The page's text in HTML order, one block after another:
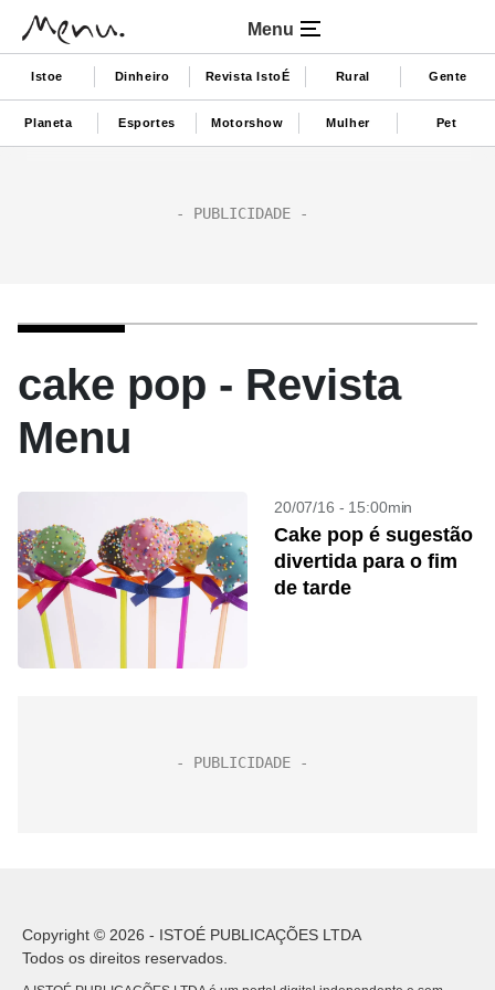
Menu
Istoe Dinheiro Revista IstoÉ Rural Gente
Planeta Esportes Motorshow Mulher Pet
cake pop - Revista
Menu
20/07/16 - 15:00min
Cake pop é sugestão
divertida para o fim
de tarde
Copyright © 2026 - ISTOÉ PUBLICAÇÕES LTDA
Todos os direitos reservados.